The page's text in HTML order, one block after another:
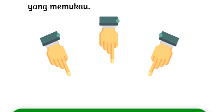
yang memukau.